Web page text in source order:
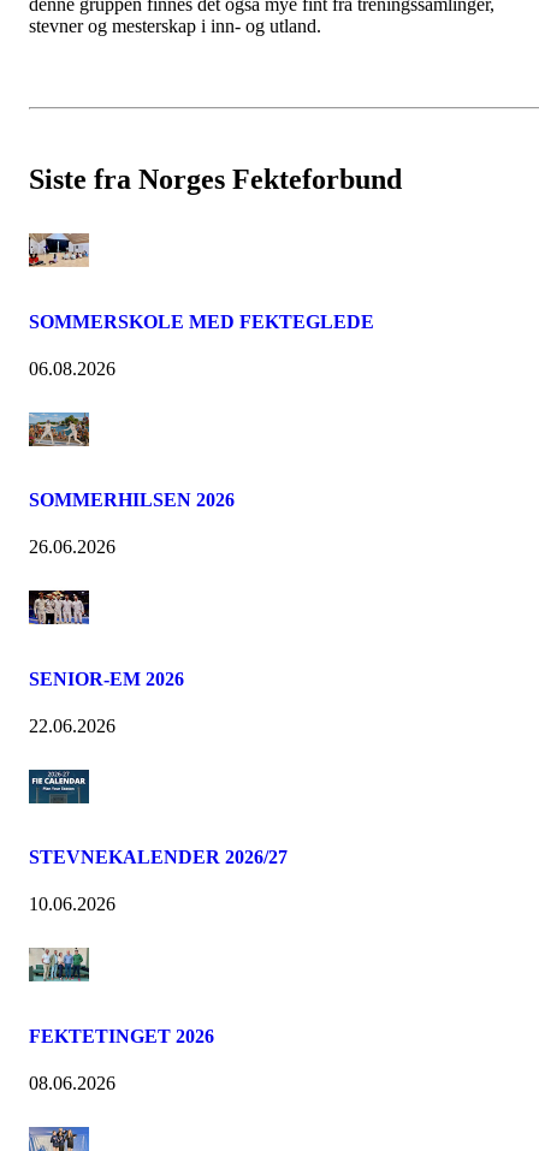
stevner og mesterskap i inn- og utland.
Siste fra Norges Fekteforbund
SOMMERSKOLE MED FEKTEGLEDE
06.08.2026
SOMMERHILSEN 2026
26.06.2026
SENIOR-EM 2026
22.06.2026
STEVNEKALENDER 2026/27
10.06.2026
FEKTETINGET 2026
08.06.2026